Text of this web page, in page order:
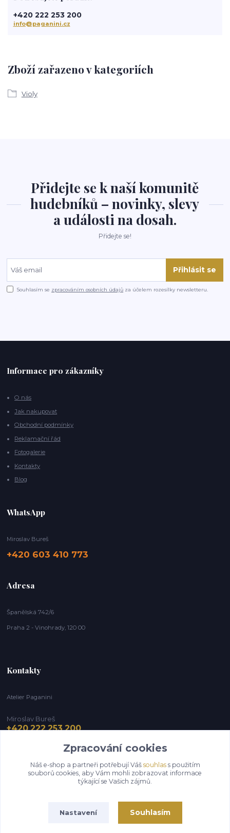
Zboží zařazeno v kategoriích
Violy
+420 222 253 200
info@paganini.cz
Přidejte se k naší komunitě
hudebníků – novinky, slevy
a události na dosah.
Přidejte se!
Přihlásit se
Souhlasím se zpracováním osobních údajů za účelem rozesílky newsletteru.
Informace pro zákazníky
O nás
Jak nakupovat
Obchodní podmínky
Reklamační řád
Fotogalerie
Kontakty
Blog
WhatsApp
Miroslav Bureš
+420 603 410 773
Adresa
Španělská 742/6
Praha 2 - Vinohrady, 120 00
Kontakty
Atelier Paganini
Miroslav Bureš
+420 222 253 200
info@paganini.czZpracování cookies
Náš e-shop a partneři potřebují Váš souhlass použitím
souborů cookies, aby Vám mohli zobrazovat informace
týkající se Vašich zájmů.
Nastavení Souhlasím